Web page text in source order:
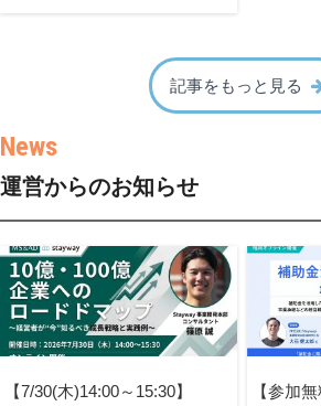
記事をもっと見る
運営からのお知らせ
【7/30(木)14:00～15:30】
【参加